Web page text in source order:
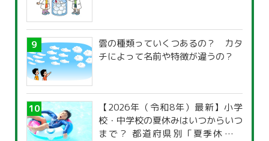
雲の種類っていくつあるの？ カタ
チによって名前や特徴が違うの？
【2026年（令和8年）最新】小学
校・中学校の夏休みはいつからいつ
まで？ 都道府県別「夏季休暇一